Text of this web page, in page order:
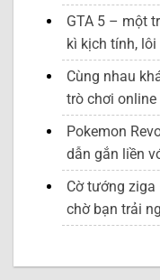
GTA 5 – một
kì kịch tính,
Cùng nhau
trò chơi online
Pokemon
dẫn gắn liền
Cờ tướng
chờ bạn trải